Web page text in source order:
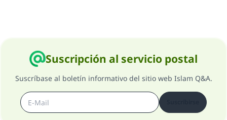
Suscripción al servicio postal
Suscríbase al boletín informativo del sitio web Islam Q&A.